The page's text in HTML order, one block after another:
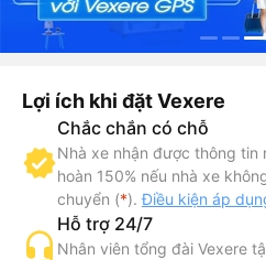
Lợi ích khi đặt Vexere
Chắc chắn có chỗ
Nhà xe nhận được thông
hoàn 150% nếu nhà xe
chuyển (*).Điều kiện áp
Hỗ trợ 24/7
Nhân viên tổng đài Vexere